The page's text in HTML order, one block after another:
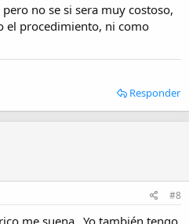
no se si sera muy costoso,
el procedimiento, ni como
Responder
#8
me suena...Yo también tengo